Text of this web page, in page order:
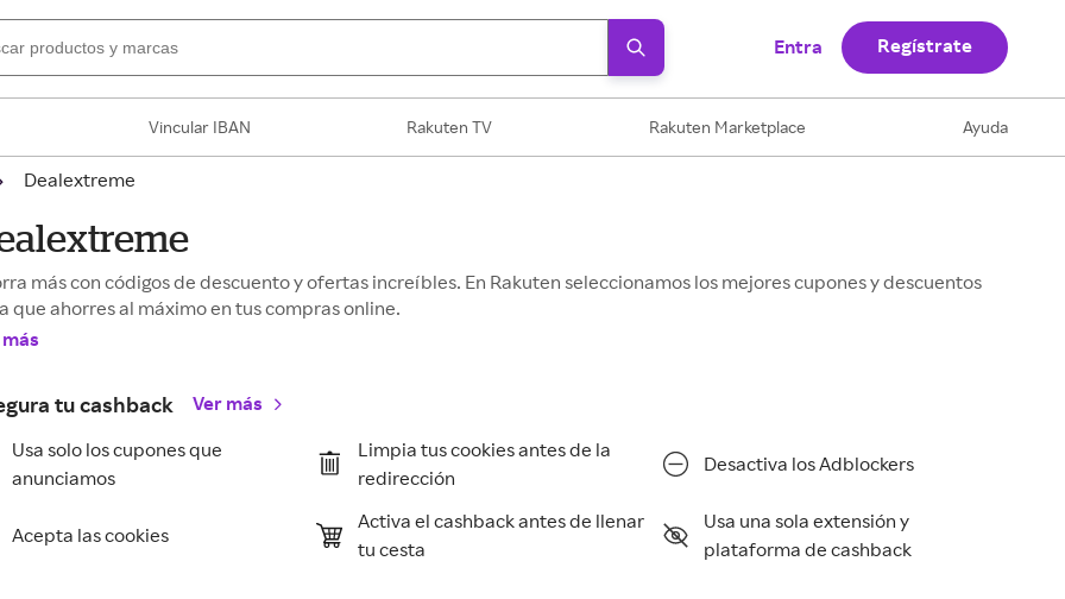
Entra Regístrate
Vincular IBAN Rakuten TV Rakuten Marketplace Ayuda
Dealextreme
más con códigos de descuento y ofertas increíbles. En Rakuten seleccionamos los mejores cupones y descuentos
que ahorres al máximo en tus compras online.
tu cashback
Ver más
Usa solo los cupones que
anunciamos
Limpia tus cookies antes de la
redirección
Desactiva los Adblockers
Acepta las cookies
Activa el cashback antes de llenar
tu cesta
Usa una sola extensión y
plataforma de cashback